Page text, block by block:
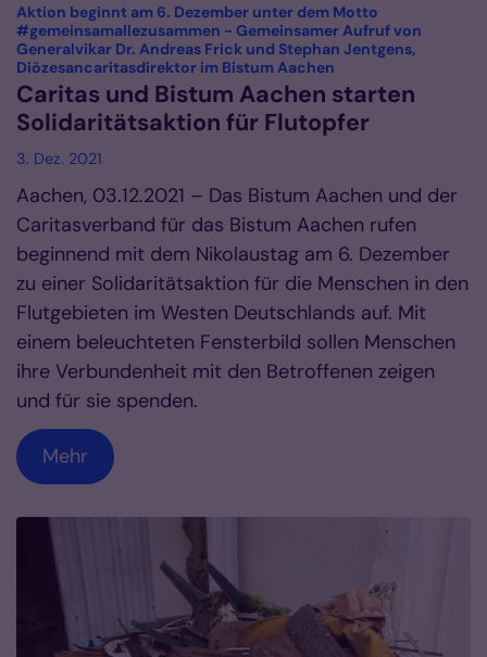
Aktion beginnt am 6. Dezember unter dem Motto
#gemeinsamallezusammen - Gemeinsamer Aufruf von
Generalvikar Dr. Andreas Frick und Stephan Jentgens,
Diözesancaritasdirektor im Bistum Aachen
Caritas und Bistum Aachen starten
Solidaritätsaktion für Flutopfer
3. Dez. 2021
Aachen, 03.12.2021 – Das Bistum Aachen und der
Caritasverband für das Bistum Aachen rufen
beginnend mit dem Nikolaustag am 6. Dezember
zu einer Solidaritätsaktion für die Menschen in den
Flutgebieten im Westen Deutschlands auf. Mit
einem beleuchteten Fensterbild sollen Menschen
ihre Verbundenheit mit den Betroffenen zeigen
und für sie spenden.
Mehr